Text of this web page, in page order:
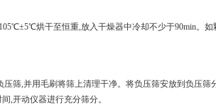
烘干至恒重,放入干燥器中冷却不少于90min。如
压筛,并用毛刷将筛上清理干净。将负压筛安放到负压筛
,开动仪器进行充分筛分。